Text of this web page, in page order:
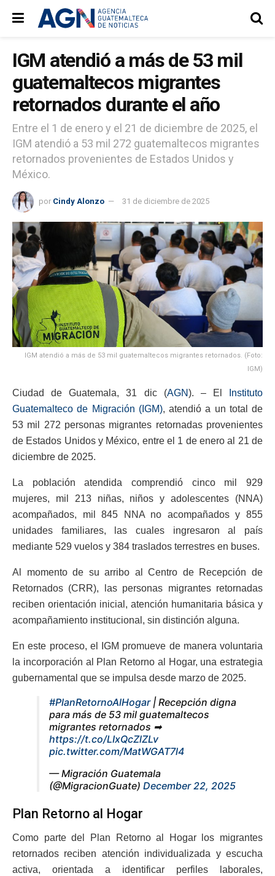
IGM atendió a más de 53 mil
guatemaltecos migrantes
retornados durante el año
Entre el 1 de enero y el 21 de diciembre de 2025, el
IGM atendió a 53 mil 272 guatemaltecos migrantes
retornados provenientes de Estados Unidos y
México.
por Cindy Alonzo 31 de diciembre de 2025
IGM atendió a más de 53 mil guatemaltecos migrantes retornados. (Foto:
IGM)
Ciudad de Guatemala, 31 dic (AGN). – El
Instituto
Guatemalteco de Migración (IGM), atendió a un total de
53 mil 272 personas migrantes retornadas provenientes
de Estados Unidos y México, entre el 1 de enero al 21 de
diciembre de 2025.
La población atendida comprendió cinco mil 929
mujeres, mil 213 niñas, niños y adolescentes (NNA)
acompañados, mil 845 NNA no acompañados y 855
unidades familiares, las cuales ingresaron al país
mediante 529 vuelos y 384 traslados terrestres en buses.
Al momento de su arribo al Centro de Recepción de
Retornados (CRR), las personas migrantes retornadas
reciben orientación inicial, atención humanitaria básica y
acompañamiento institucional, sin distinción alguna.
En este proceso, el IGM promueve de manera voluntaria
la incorporación al Plan Retorno al Hogar, una estrategia
gubernamental que se impulsa desde marzo de 2025.
#PlanRetornoAlHogar| Recepción digna
para más de 53 mil guatemaltecos
migrantes retornados ➡
https://t.co/LIxQcZlZLv
pic.twitter.com/MatWGAT7l4
— Migración Guatemala
(@MigracionGuate) December 22, 2025
Plan Retorno al Hogar
Como parte del Plan Retorno al Hogar los migrantes
retornados reciben atención individualizada y escucha
activa, orientada a identificar perfiles laborales,